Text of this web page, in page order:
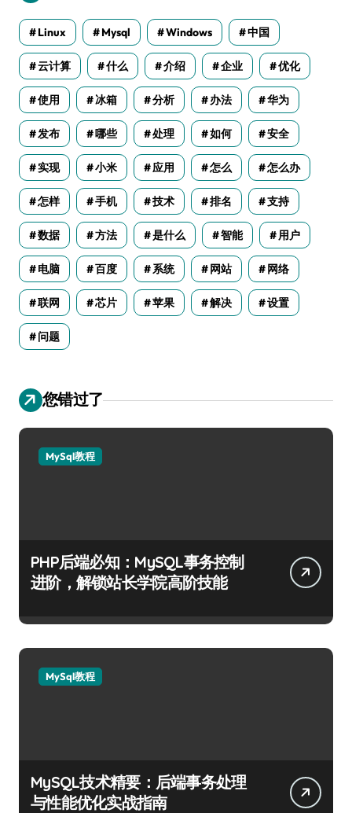
Linux Mysql Windows 中国
云计算 什么 介绍 企业 优化
使用 冰箱 分析 办法 华为
发布 哪些 处理 如何 安全
实现 小米 应用 怎么 怎么办
怎样 手机 技术 排名 支持
数据 方法 是什么 智能 用户
电脑 百度 系统 网站 网络
联网 芯片 苹果 解决 设置
问题
您错过了
MySql教程
PHP后端必知：MySQL事务控制
进阶，解锁站长学院高阶技能
MySql教程
MySQL技术精要：后端事务处理
与性能优化实战指南